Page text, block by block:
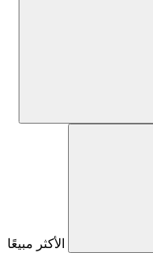
الأكثر مبيعًا